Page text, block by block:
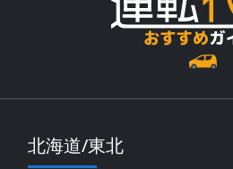
北海道/東北